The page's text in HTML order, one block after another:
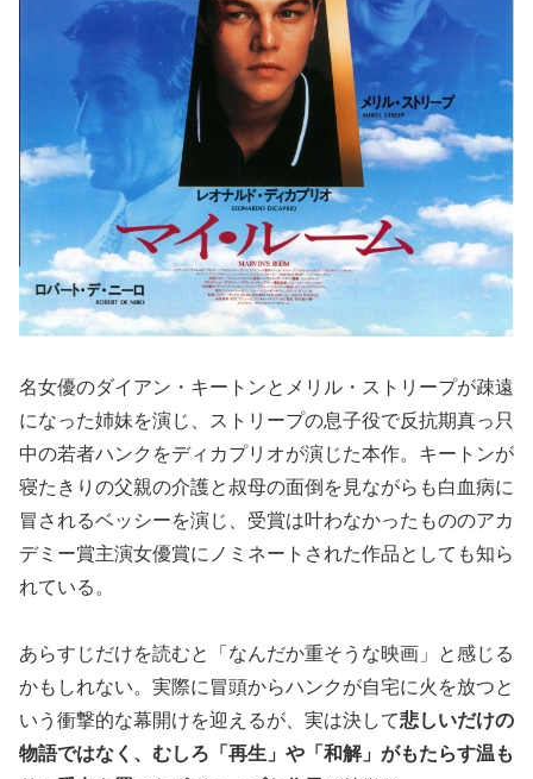
名女優のダイアン・キートンとメリル・ストリープが疎遠
になった姉妹を演じ、ストリープの息子役で反抗期真っ只
中の若者ハンクをディカプリオが演じた本作。キートンが
寝たきりの父親の介護と叔母の面倒を見ながらも白血病に
冒されるベッシーを演じ、受賞は叶わなかったもののアカ
デミー賞主演女優賞にノミネートされた作品としても知ら
れている。
あらすじだけを読むと「なんだか重そうな映画」と感じる
かもしれない。実際に冒頭からハンクが自宅に火を放つと
いう衝撃的な幕開けを迎えるが、実は決して悲しいだけの
物語ではなく、むしろ「再生」や「和解」がもたらす温も